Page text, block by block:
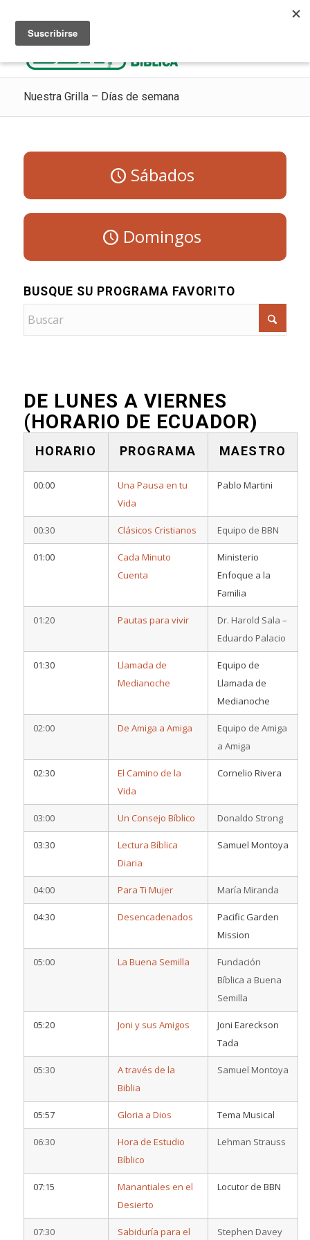
Nuestra Grilla – Días de semana
Sábados
Domingos
BUSQUE SU PROGRAMA FAVORITO
DE LUNES A VIERNES
(HORARIO DE ECUADOR)
HORARIO PROGRAMA MAESTRO
00:00
Una Pausa en tu
Vida
Pablo Martini
00:30 Clásicos Cristianos Equipo de BBN
01:00
Cada Minuto
Cuenta
Ministerio
Enfoque a la
Familia
01:20 Pautas para vivir
Dr. Harold Sala –
Eduardo Palacio
01:30
Llamada de
Medianoche
Equipo de
Llamada de
Medianoche
02:00 De Amiga a Amiga
Equipo de Amiga
a Amiga
02:30
El Camino de la
Vida
Cornelio Rivera
03:00 Un Consejo Bíblico Donaldo Strong
03:30
Lectura Bíblica
Diaria
Samuel Montoya
04:00 Para Ti Mujer María Miranda
04:30 Desencadenados
Pacific Garden
Mission
05:00 La Buena Semilla
Fundación
Bíblica a Buena
Semilla
05:20 Joni y sus Amigos
Joni Eareckson
Tada
05:30
A través de la
Biblia
Samuel Montoya
05:57 Gloria a Dios Tema Musical
06:30
Hora de Estudio
Bíblico
Lehman Strauss
07:15
Manantiales en el
Desierto
Locutor de BBN
07:30 Sabiduría para el Stephen Davey